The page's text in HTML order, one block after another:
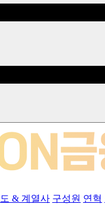
& 계열사 구성원 연혁